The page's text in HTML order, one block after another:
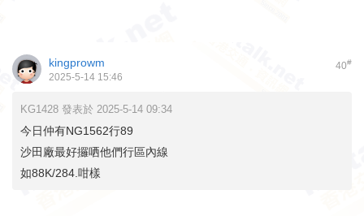
40#
kingprowm
2025-5-14 15:46
KG1428 發表於 2025-5-14 09:34
今日仲有NG1562行89
沙田廠最好攞哂他們行區內線
如88K/284.咁樣